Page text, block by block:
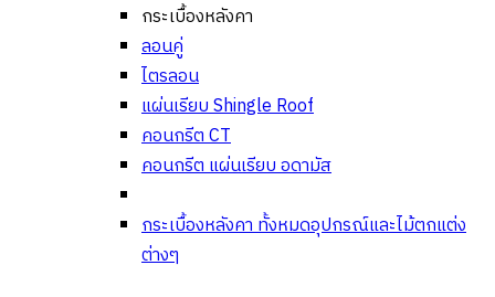
กระเบื้องหลังคา
ลอนคู่
ไตรลอน
แผ่นเรียบ Shingle Roof
คอนกรีต CT
คอนกรีต แผ่นเรียบ อดามัส
กระเบื้องหลังคา ทั้งหมดอุปกรณ์และไม้ตกแต่ง
ต่างๆ